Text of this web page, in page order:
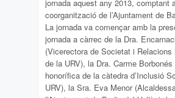
jornada aquest any 2013, comptant
coorganització de l’Ajuntament de
La jornada va començar amb la
jornada a càrrec de la Dra.
(Vicerectora de Societat i
de la URV), la Dra. Carme
honorífica de la càtedra d’Inclusió
URV), la Sra. Eva Menor